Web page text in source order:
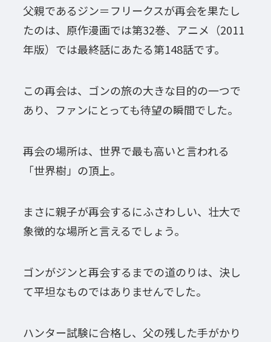
父親であるジン＝フリークスが再会を果たし
たのは、原作漫画では第32巻、アニメ（2011
年版）では最終話にあたる第148話です。
この再会は、ゴンの旅の大きな目的の一つで
あり、ファンにとっても待望の瞬間でした。
再会の場所は、世界で最も高いと言われる
「世界樹」の頂上。
まさに親子が再会するにふさわしい、壮大で
象徴的な場所と言えるでしょう。
ゴンがジンと再会するまでの道のりは、決し
て平坦なものではありませんでした。
ハンター試験に合格し、父の残した手がかり